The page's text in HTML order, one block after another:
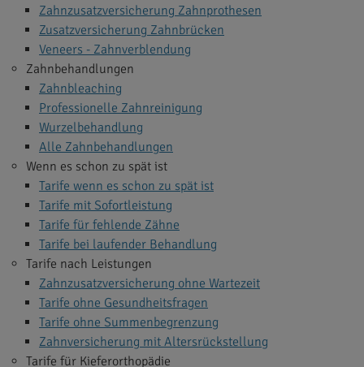
Zahnzusatzversicherung Zahnprothesen
Zusatzversicherung Zahnbrücken
Veneers - Zahnverblendung
Zahnbehandlungen
Zahnbleaching
Professionelle Zahnreinigung
Wurzelbehandlung
Alle Zahnbehandlungen
Wenn es schon zu spät ist
Tarife wenn es schon zu spät ist
Tarife mit Sofortleistung
Tarife für fehlende Zähne
Tarife bei laufender Behandlung
Tarife nach Leistungen
Zahnzusatzversicherung ohne Wartezeit
Tarife ohne Gesundheitsfragen
Tarife ohne Summenbegrenzung
Zahnversicherung mit Altersrückstellung
Tarife für Kieferorthopädie